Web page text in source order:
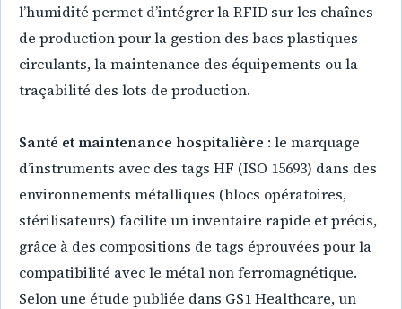
l’humidité permet d’intégrer la RFID sur les chaînes
de production pour la gestion des bacs plastiques
circulants, la maintenance des équipements ou la
traçabilité des lots de production.
Santé et maintenance hospitalière : le marquage
d’instruments avec des tags HF (ISO 15693) dans des
environnements métalliques (blocs opératoires,
stérilisateurs) facilite un inventaire rapide et précis,
grâce à des compositions de tags éprouvées pour la
compatibilité avec le métal non ferromagnétique.
Selon une étude publiée dans GS1 Healthcare, un